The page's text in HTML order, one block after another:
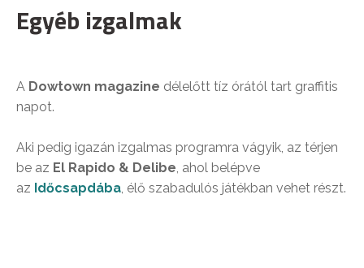
Egyéb izgalmak
A Dowtown magazine délelőtt tíz órától tart graffitis
napot.
Aki pedig igazán izgalmas programra vágyik, az térjen
be az El Rapido & Delibe, ahol belépve
az Időcsapdába, élő szabadulós játékban vehet részt.